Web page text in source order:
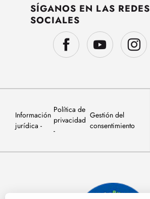
SÍGANOS EN LAS REDES
SOCIALES
Información
jurídica
Política de
privacidad
Gestión del
consentimiento